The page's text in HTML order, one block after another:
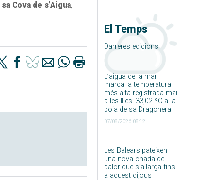
El Temps
Darreres edicions
L’aigua de la mar
marca la temperatura
més alta registrada mai
a les Illes: 33,02 ºC a la
boia de sa Dragonera
07/08/2026 08:12
Les Balears pateixen
una nova onada de
calor que s’allarga fins
a aquest dijous
sa Cova de s’Aigua,